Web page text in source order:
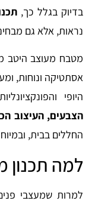
בדיוק בגלל כך,
נראות, אלא גם
מטבח מעוצב היטב
אסתטיקה ונוחות,
היופי
הצבעים, העיצוב
החללים בבית,
למה תכנון
למרות שמעצבי